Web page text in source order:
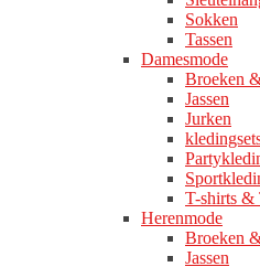
Sokken
Tassen
Damesmode
Broeken
Jassen
Jurken
T-shirts &
Herenmode
Broeken
Jassen